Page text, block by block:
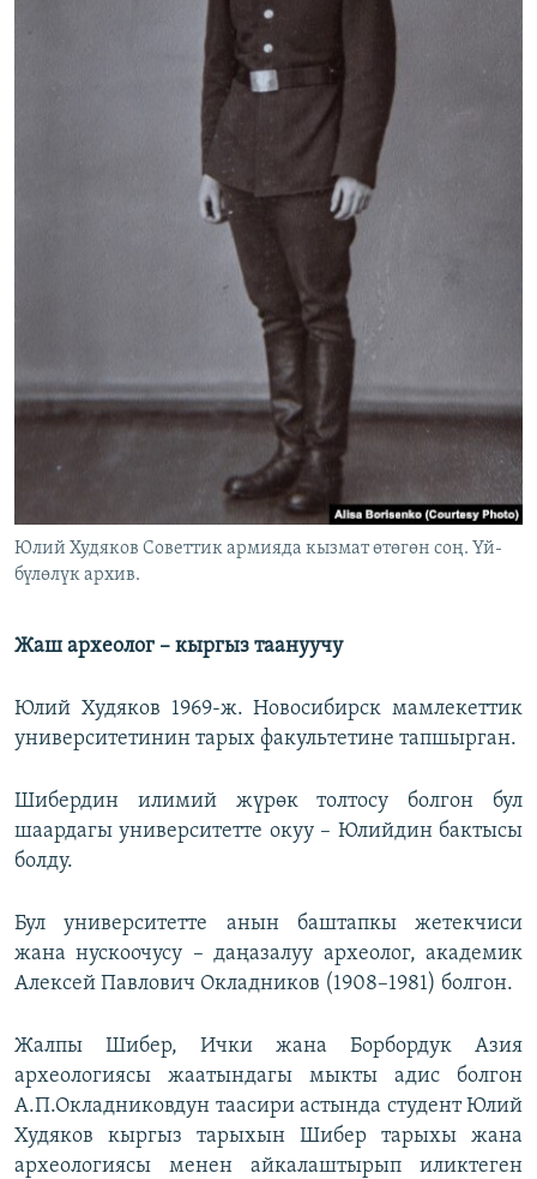
Юлий Худяков Советтик армияда кызмат өтөгөн соң. Үй-
бүлөлүк архив.
Жаш археолог – кыргыз таануучу
Юлий Худяков 1969-ж. Новосибирск мамлекеттик
университетинин тарых факультетине тапшырган.
Шибердин илимий жүрөк толтосу болгон бул
шаардагы университетте окуу – Юлийдин бактысы
болду.
Бул университетте анын баштапкы жетекчиси
жана нускоочусу – даңазалуу археолог, академик
Алексей Павлович Окладников (1908–1981) болгон.
Жалпы Шибер, Ички жана Борбордук Азия
археологиясы жаатындагы мыкты адис болгон
А.П.Окладниковдун таасири астында студент Юлий
Худяков кыргыз тарыхын Шибер тарыхы жана
археологиясы менен айкалаштырып иликтеген